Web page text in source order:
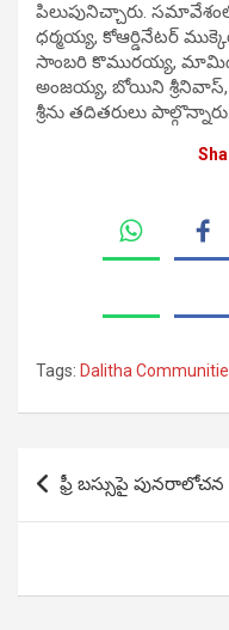
పిలుపునిచ్చారు.
ధర్మయ్య, కోఆర్డినేటర్
సాంబరి కొమురయ్య, మామిడి
అంజయ్య, బోయిని
శ్రీను తదితరులు పాల్గొన్నారు.
Tags: Dalitha
Post
navigation
ఫ్రీ బస్సుపై పునరాలోచన